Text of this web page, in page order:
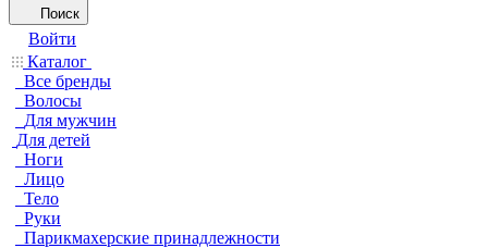
Поиск
Войти
Каталог
Все бренды
Волосы
Для мужчин
Для детей
Ноги
Лицо
Тело
Руки
Парикмахерские принадлежности